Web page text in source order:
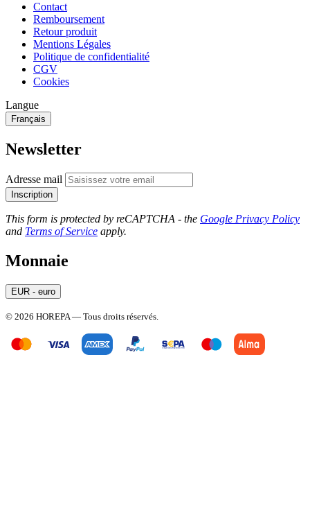
Contact
Remboursement
Retour produit
Mentions Légales
Politique de confidentialité
CGV
Cookies
Langue
Français
Newsletter
Adresse mail
Inscription
This form is protected by reCAPTCHA - the Google Privacy Policy
and Terms of Service apply.
Monnaie
EUR - euro
© 2026 HOREPA — Tous droits réservés.